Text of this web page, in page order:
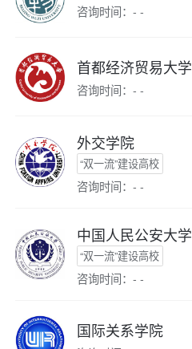
咨询时间：- -
首都经济贸易大学
咨询时间：- -
外交学院
“双一流”建设高校
咨询时间：- -
中国人民公安大学
“双一流”建设高校
咨询时间：- -
国际关系学院